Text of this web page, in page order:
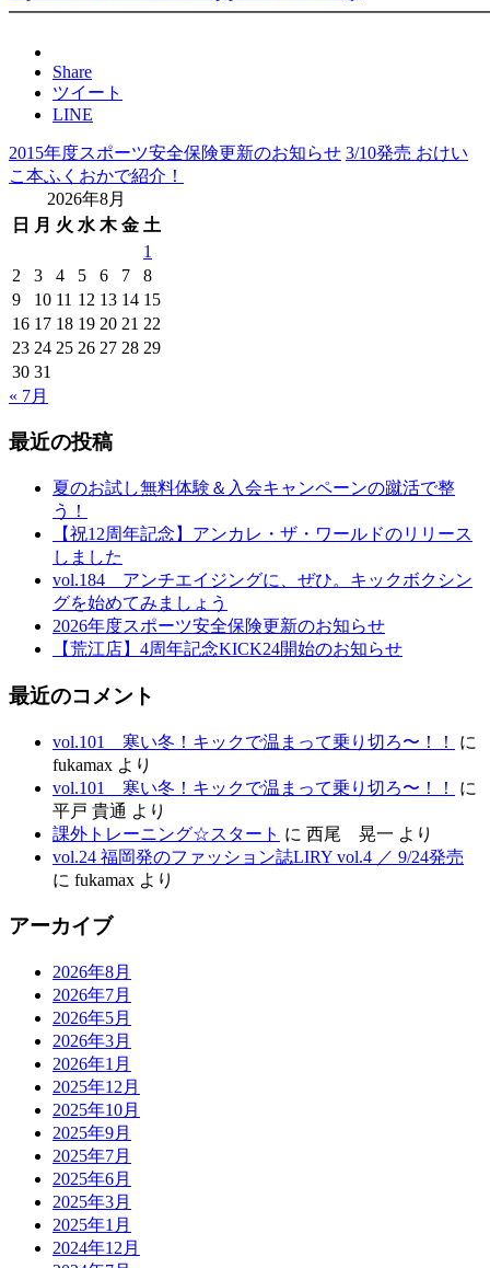
Share
ツイート
LINE
2015年度スポーツ安全保険更新のお知らせ 3/10発売 おけい
こ本ふくおかで紹介！
2026年8月
日
月 火 水 木 金 土
1
2
3 4 5 6 7
8
9
10 11 12 13 14 15
16 17 18 19 20 21 22
23 24 25 26 27 28 29
30 31
« 7月
最近の投稿
夏のお試し無料体験＆入会キャンペーンの蹴活で整
う！
【祝12周年記念】アンカレ・ザ・ワールドのリリース
しました
vol.184 アンチエイジングに、ぜひ。キックボクシン
グを始めてみましょう
2026年度スポーツ安全保険更新のお知らせ
【荒江店】4周年記念KICK24開始のお知らせ
最近のコメント
vol.101 寒い冬！キックで温まって乗り切ろ〜！！
に
fukamax より
vol.101 寒い冬！キックで温まって乗り切ろ〜！！
に
平戸 貴通 より
課外トレーニング☆スタート に 西尾 晃一 より
vol.24 福岡発のファッション誌LIRY vol.4 ／ 9/24発売
に fukamax より
アーカイブ
2026年8月
2026年7月
2026年5月
2026年3月
2026年1月
2025年12月
2025年10月
2025年9月
2025年7月
2025年6月
2025年3月
2025年1月
2024年12月